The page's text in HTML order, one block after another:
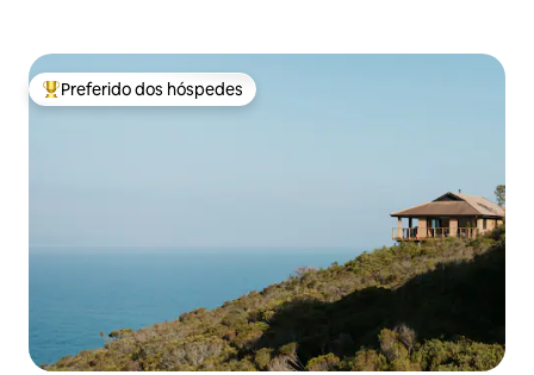
Entre os melhores preferidos dos hóspedes
Preferido dos hóspedes